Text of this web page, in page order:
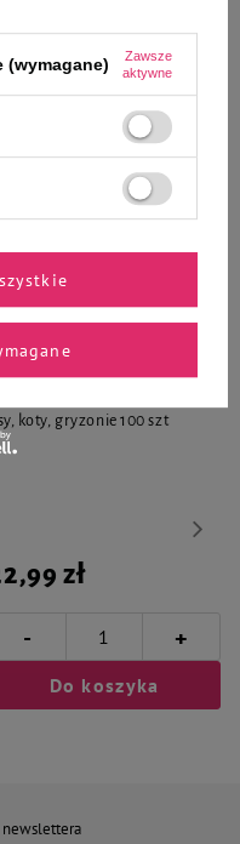
Do koszyka
przez
Eye Care Czyste oczy -
koty, gryzonie 100 szt
zł
- +
Do koszyka
newslettera
Zawsze
aktywne